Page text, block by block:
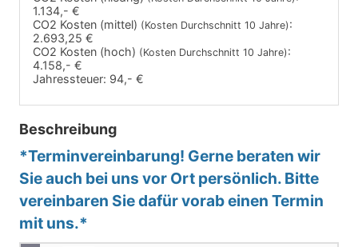
1.134,- €
CO2 Kosten (mittel) (Kosten Durchschnitt 10 Jahre):
2.693,25 €
CO2 Kosten (hoch) (Kosten Durchschnitt 10 Jahre):
4.158,- €
Jahressteuer: 94,- €
Beschreibung
*Terminvereinbarung! Gerne beraten wir
Sie auch bei uns vor Ort persönlich. Bitte
vereinbaren Sie dafür vorab einen Termin
mit uns.*